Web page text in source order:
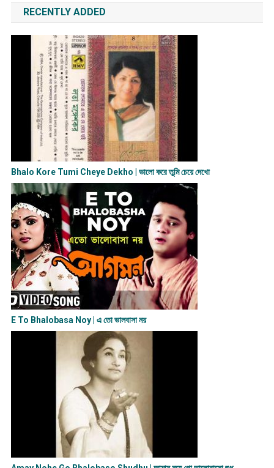
RECENTLY ADDED
Bhalo Kore Tumi Cheye Dekho | ভালো করে তুমি চেয়ে দেখো
E To Bhalobasa Noy | এ তো ভালবাসা ন​য়